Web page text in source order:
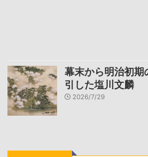
幕末から明治初期
引した塩川文麟
2026/7/29